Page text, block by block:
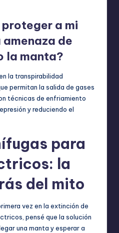
a mi
de
la manta?
la transpirabilidad
permitan la salida de gases
técnicas de enfriamiento
y reduciendo el
para
la
del mito
vez en la extinción de
pensé que la solución
una manta y esperar a